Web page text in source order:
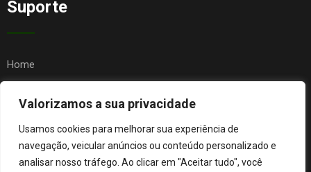
Valorizamos a sua privacidade
Usamos cookies para melhorar sua experiência de
navegação, veicular anúncios ou conteúdo personalizado e
analisar nosso tráfego. Ao clicar em "Aceitar tudo", você
Suporte
Home